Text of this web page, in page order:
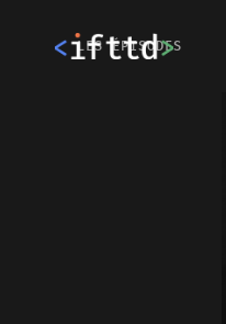
LES ÉPISODES